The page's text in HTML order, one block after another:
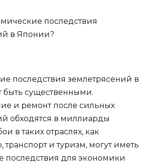
последствия
в Японии?
последствия землетрясений в
быть существенными.
и ремонт после сильных
обходятся в миллиарды
в таких отраслях, как
транспорт и туризм, могут иметь
последствия для экономики